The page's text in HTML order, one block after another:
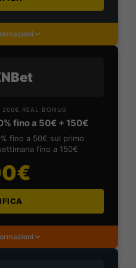
200€ REAL BONUS
fino a 50€ + 150€
fino a 50€ sul primo
fino a 150€